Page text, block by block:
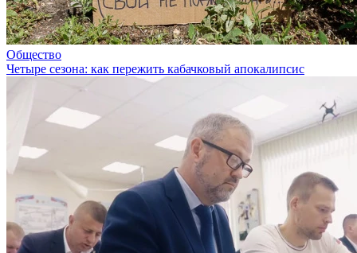
Общество
Четыре сезона: как пережить кабачковый апокалипсис